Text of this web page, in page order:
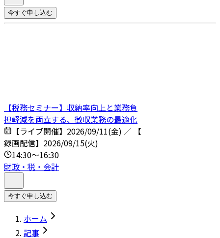
今すぐ申し込む
【税務セミナー】収納率向上と業務負
担軽減を両立する、徴収業務の最適化
【ライブ開催】2026/09/11(金) ／ 【
録画配信】2026/09/15(火)
14:30～16:30
財政・税・会計
今すぐ申し込む
ホーム
記事